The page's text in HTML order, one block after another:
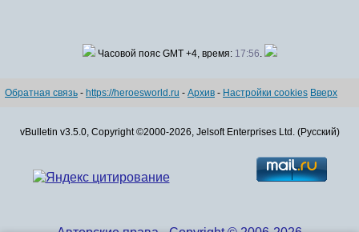
Часовой пояс GMT +4, время: 17:56.
Обратная связь - https://heroesworld.ru - Архив - Настройки cookies Вверх
vBulletin v3.5.0, Copyright ©2000-2026, Jelsoft Enterprises Ltd. (Русский)